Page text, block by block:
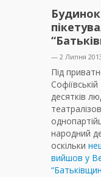
— 2 Липня
Під
десятків
народний
оскільки
вийшов у